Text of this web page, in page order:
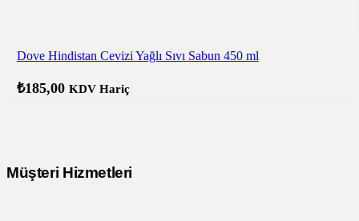
Dove Hindistan Cevizi Yağlı Sıvı Sabun 450 ml
₺185,00 KDV Hariç
Müşteri Hizmetleri